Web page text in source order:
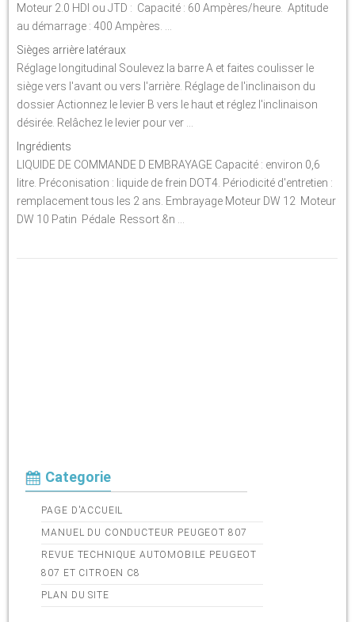
Moteur 2.0 HDI ou JTD : Capacité : 60 Ampères/heure. Aptitude
au démarrage : 400 Ampères. ...
Sièges arrière latéraux
Réglage longitudinal Soulevez la barre A et faites coulisser le
siège vers l'avant ou vers l'arrière. Réglage de l'inclinaison du
dossier Actionnez le levier B vers le haut et réglez l'inclinaison
désirée. Relâchez le levier pour ver ...
Ingrédients
LIQUIDE DE COMMANDE D EMBRAYAGE Capacité : environ 0,6
litre. Préconisation : liquide de frein DOT4. Périodicité d'entretien :
remplacement tous les 2 ans. Embrayage Moteur DW 12 Moteur
DW 10 Patin Pédale Ressort &n ...
Categorie
PAGE D'ACCUEIL
MANUEL DU CONDUCTEUR PEUGEOT 807
REVUE TECHNIQUE AUTOMOBILE PEUGEOT
807 ET CITROEN C8
PLAN DU SITE